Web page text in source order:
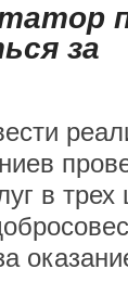
за
в трех